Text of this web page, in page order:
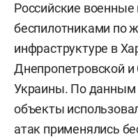
Российские
беспилотниками по
инфраструктуре в
Днепропетровской и
Украины. По данным
объекты
атак применялись